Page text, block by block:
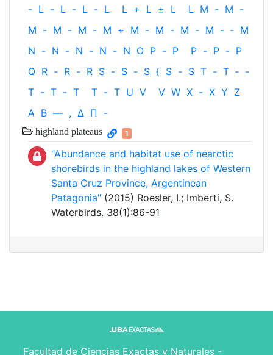
- L - L - L - L L + L ± L L M - M -
M - M - M - M + M - M - M - M - ‐ M
N - N - N - N - N O P - P P - P - P
Q R - R - R S - S - S { S - S T - T ‐ -
T - T - T T - T U V V W X - X Y Z
Α Β — , Δ Π -
highland plateaus 1
"Abundance and habitat use of nearctic
shorebirds in the highland lakes of Western
Santa Cruz Province, Argentinean
Patagonia" (2015) Roesler, I.; Imberti, S.
Waterbirds. 38(1):86-91
Facultad de Ciencias Exactas y Naturales -